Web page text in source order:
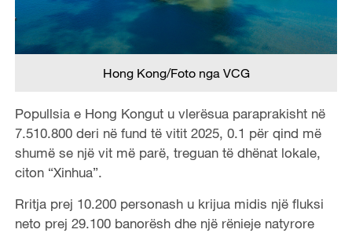
Hong Kong/Foto nga VCG
Popullsia e Hong Kongut u vlerësua paraprakisht në
7.510.800 deri në fund të vitit 2025, 0.1 për qind më
shumë se një vit më parë, treguan të dhënat lokale,
citon “Xinhua”.
Rritja prej 10.200 personash u krijua midis një fluksi
neto prej 29.100 banorësh dhe një rënieje natyrore